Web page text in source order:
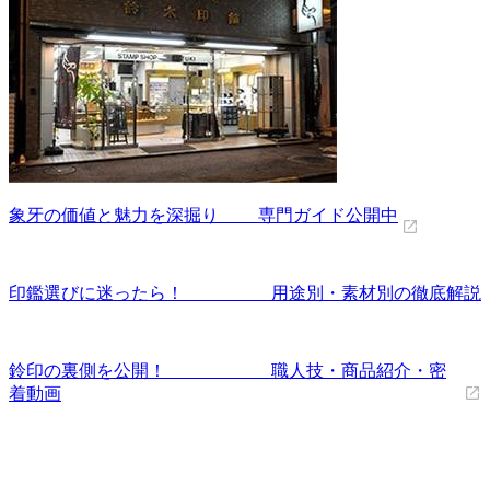
象牙の価値と魅力を深掘り 専門ガイド公開中
印鑑選びに迷ったら！ 用途別・素材別の徹底解説
鈴印の裏側を公開！ 職人技・商品紹介・密
着動画